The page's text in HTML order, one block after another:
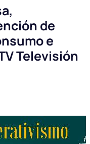
de
e
Televisión